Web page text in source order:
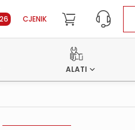
CJENIK
ALATI